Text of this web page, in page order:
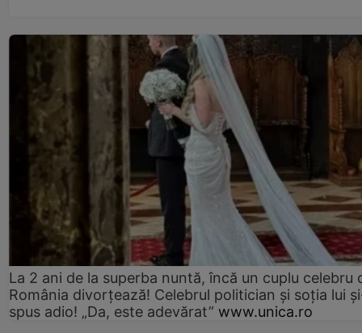
La 2 ani de la superba nuntă, încă un cuplu celebru
România divorțează! Celebrul politician și soția lui
spus adio! „Da, este adevărat” www.unica.ro